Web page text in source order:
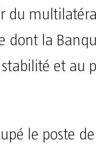
du
dont la
et au
le poste